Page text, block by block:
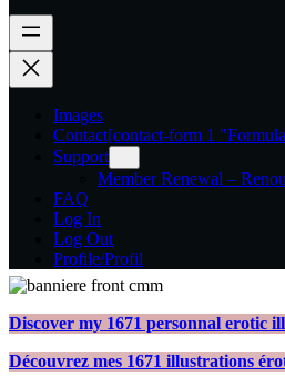
Images
Contact[contact-form 1
Support
Member Renewal –
FAQ
Log In
Log Out
Profile/Profil
Discover my 1671 personnal erotic
Découvrez mes 1671 illustrations